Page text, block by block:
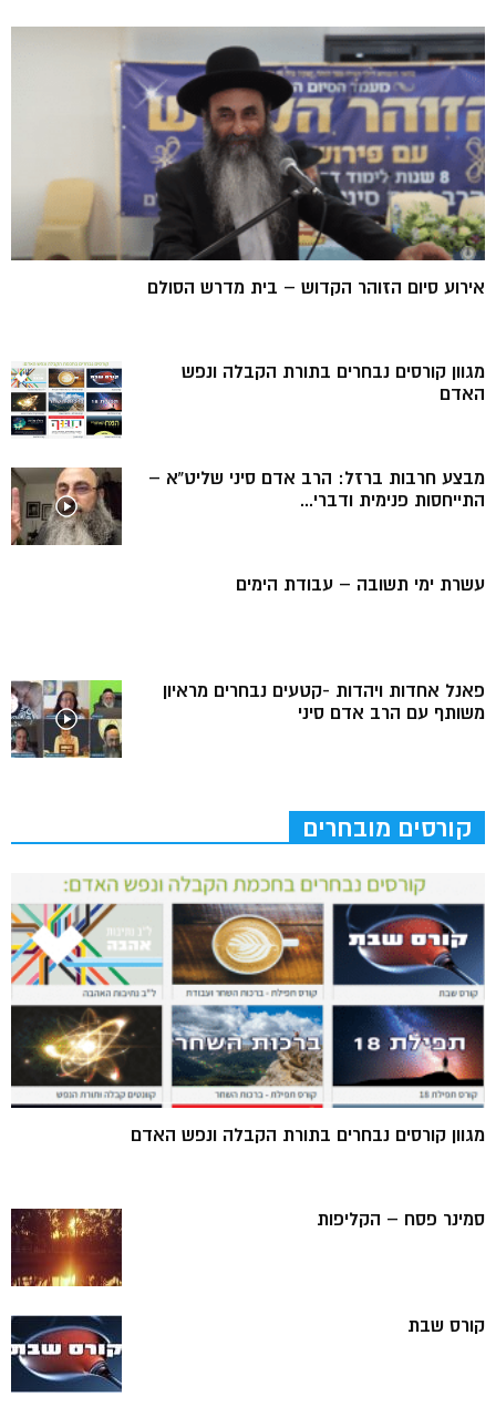
אירוע סיום הזוהר הקדוש – בית מדרש הסולם
מגוון קורסים נבחרים בתורת הקבלה ונפש
האדם
מבצע חרבות ברזל: הרב אדם סיני שליט”א –
התייחסות פנימית ודברי...
עשרת ימי תשובה – עבודת הימים
פאנל אחדות ויהדות -קטעים נבחרים מראיון
משותף עם הרב אדם סיני
קורסים מובחרים
מגוון קורסים נבחרים בתורת הקבלה ונפש האדם
סמינר פסח – הקליפות
קורס שבת